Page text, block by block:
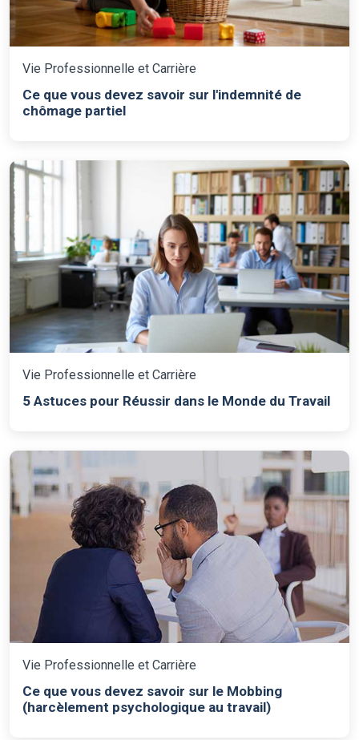
Vie Professionnelle et Carrière
Ce que vous devez savoir sur l'indemnité de
chômage partiel
Vie Professionnelle et Carrière
5 Astuces pour Réussir dans le Monde du Travail
Vie Professionnelle et Carrière
Ce que vous devez savoir sur le Mobbing
(harcèlement psychologique au travail)